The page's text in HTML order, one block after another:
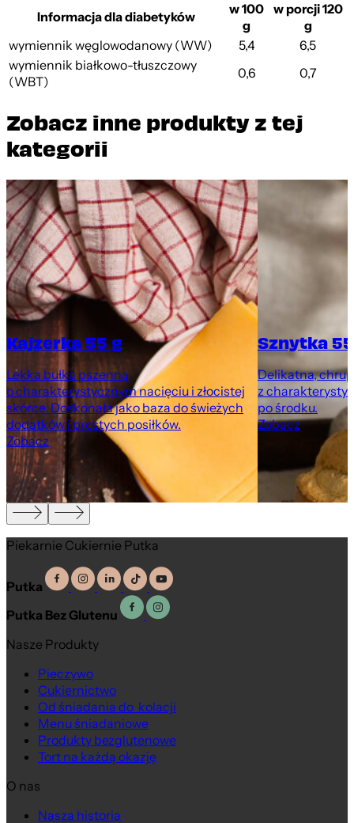
Informacja dla diabetyków
w 100
g
w porcji 120
g
wymiennik węglowodanowy (WW)
5,4
6,5
wymiennik białkowo-tłuszczowy
(WBT)
0,6 0,7
Zobacz inne produkty z tej
kategorii
Kajzerka 55 g
Lekka bułka pszenna
o charakterystycznym nacięciu i złocistej
skórce. Doskonała jako baza do świeżych
dodatków i prostych posiłków.
Zobacz
Sznytka
Delikatna,
z
po środku.
Zobacz
Piekarnie Cukiernie Putka
Putka
Putka Bez Glutenu
Nasze Produkty
Pieczywo
Cukiernictwo
Od śniadania do kolacji
Menu śniadaniowe
Produkty bezglutenowe
Tort na każdą okazję
O nas
Nasza historia